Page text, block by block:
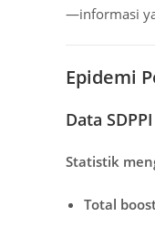
—informasi
Epidemi
Data
Statistik
Total